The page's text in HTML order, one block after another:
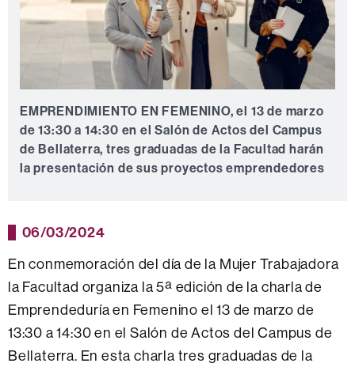
EMPRENDIMIENTO EN FEMENINO, el 13 de marzo
de 13:30 a 14:30 en el Salón de Actos del Campus
de Bellaterra, tres graduadas de la Facultad harán
la presentación de sus proyectos emprendedores
06/03/2024
En conmemoración del día de la Mujer Trabajadora
la Facultad organiza la 5ª edición de la charla de
Emprendeduría en Femenino el 13 de marzo de
13:30 a 14:30 en el Salón de Actos del Campus de
Bellaterra. En esta charla tres graduadas de la